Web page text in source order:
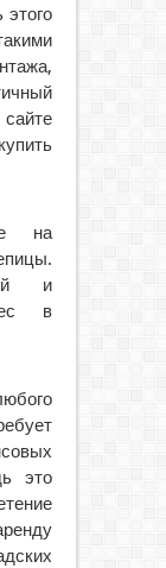
на
и
в
это